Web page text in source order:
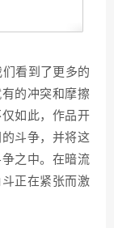
看到了更多的
的冲突和摩擦
如此，作品开
斗争，并将这
之中。在暗流
正在紧张而激